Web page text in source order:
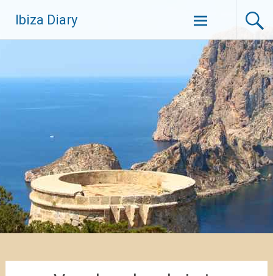
Inhalt
springen
Ibiza Diary